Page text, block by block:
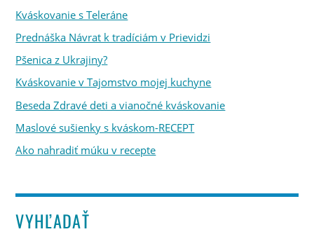
Kváskovanie s Teleráne
Prednáška Návrat k tradíciám v Prievidzi
Pšenica z Ukrajiny?
Kváskovanie v Tajomstvo mojej kuchyne
Beseda Zdravé deti a vianočné kváskovanie
Maslové sušienky s kváskom-RECEPT
Ako nahradiť múku v recepte
VYHĽADAŤ